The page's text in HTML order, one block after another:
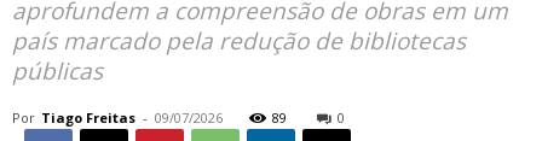
aprofundem a compreensão de obras em um
país marcado pela redução de bibliotecas
públicas
Por Tiago Freitas - 09/07/2026 89 0